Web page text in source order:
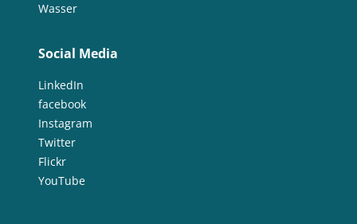
Wasser
Social Media
LinkedIn
facebook
Instagram
Twitter
Flickr
YouTube